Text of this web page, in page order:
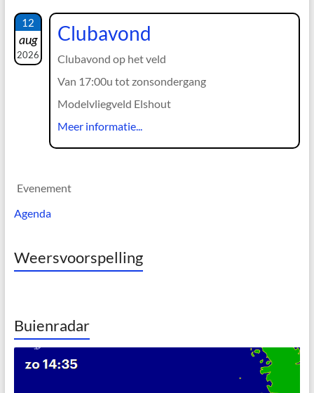
12
aug
2026
Clubavond
Clubavond op het veld
Van 17:00u tot zonsondergang
Modelvliegveld Elshout
Meer informatie...
Evenement
Agenda
Weersvoorspelling
Buienradar